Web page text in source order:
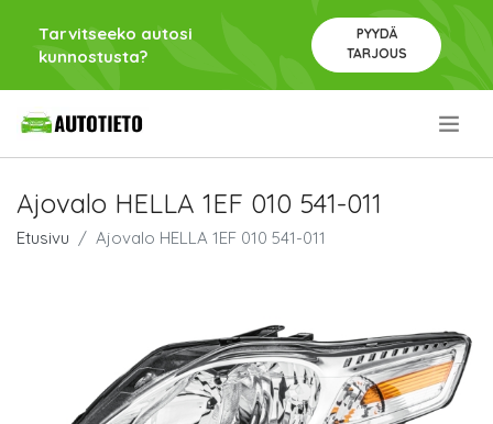
Tarvitseeko autosi
kunnostusta?
PYYDÄ
TARJOUS
Ajovalo HELLA 1EF 010 541-011
Etusivu Ajovalo HELLA 1EF 010 541-011